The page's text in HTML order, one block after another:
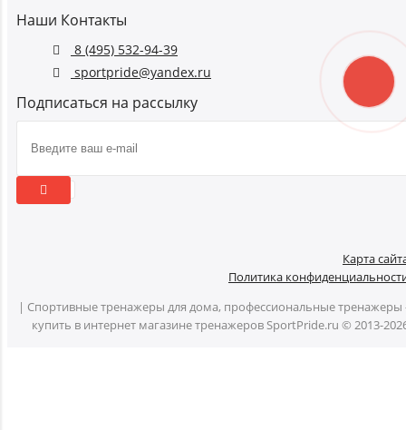
Наши Контакты
8 (495) 532-94-39
sportpride@yandex.ru
Подписаться на рассылку
Карта
Политика
| Спортивные тренажеры для дома, профессиональные тренажеры
купить в интернет магазине тренажеров SportPride.ru © 2013-